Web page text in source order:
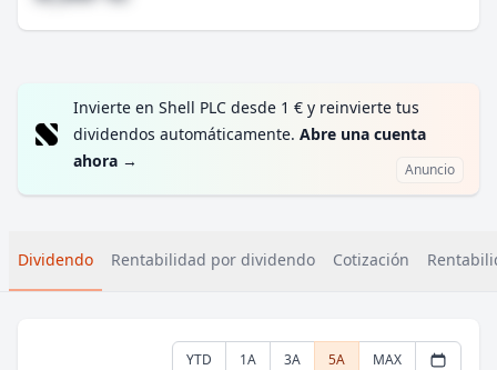
Invierte en Shell PLC desde 1 € y reinvierte tus
dividendos automáticamente. Abre una cuenta
ahora → Anuncio
Dividendo Rentabilidad por dividendo Cotización
YTD 1A 3A 5A MAX